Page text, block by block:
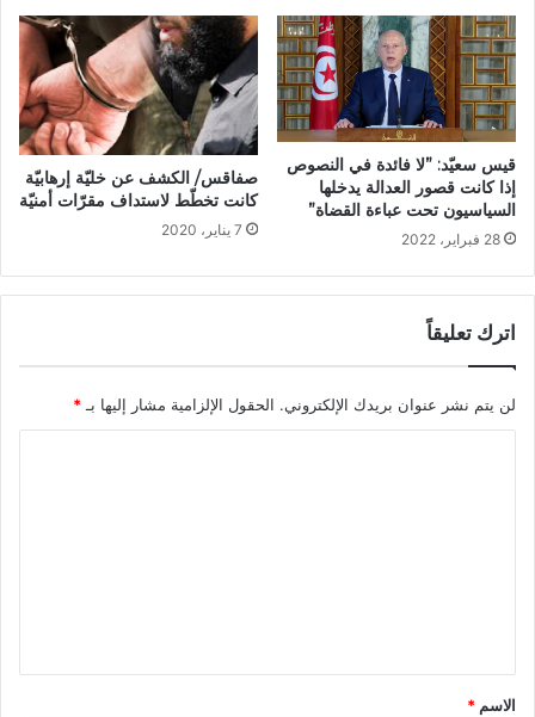
قيس سعيّد: ”لا فائدة في النصوص
إذا كانت قصور العدالة يدخلها
السياسيون تحت عباءة القضاة”
28 فبراير، 2022
صفاقس/ الكشف عن خليّة إرهابيّة
كانت تخطّط لاستداف مقرّات أمنيّة
7 يناير، 2020
اترك تعليقاً
لن يتم نشر عنوان بريدك الإلكتروني. الحقول الإلزامية مشار إليها بـ*
*
الاسم *